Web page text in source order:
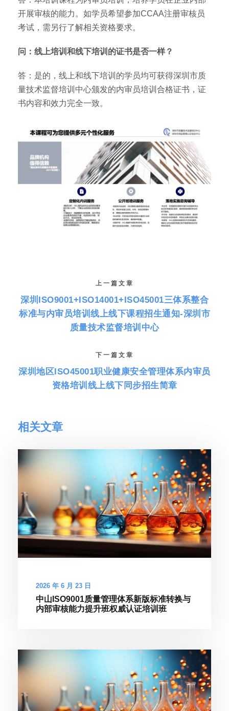
开展审核的能力。如学员希望参加CCAA注册审核员
考试，需另行了解相关资格要求。
问：线上培训和线下培训的证书是否一样？
答：是的，线上和线下培训的学员均可获得深圳市质
量技术监督培训中心颁发的内审员培训合格证书，证
书内容和效力完全一致。
上一篇文章
深圳ISO9001+ISO14001+ISO45001三体系整合
标准与内审员培训线上线下课程招生通知-深圳市
质量技术监督培训中心
下一篇文章
深圳地区ISO45001职业健康安全管理体系内审员
资格培训线上线下同步招生简章
相关文章
2026 年 6 月 23 日
中山ISO9001质量管理体系新版标准转换与
内部审核能力提升班权威认证培训班